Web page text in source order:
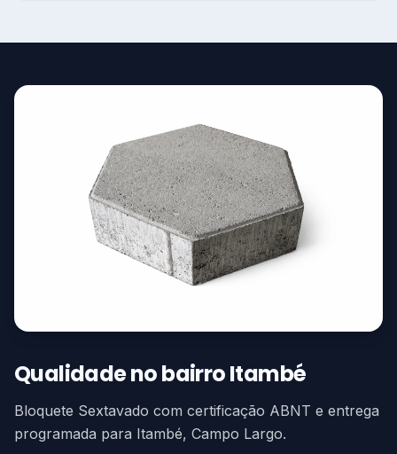
Qualidade no bairro Itambé
Bloquete Sextavado com certificação ABNT e entrega
programada para Itambé, Campo Largo.